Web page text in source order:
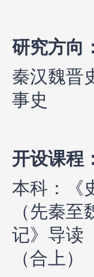
研究方向
秦汉魏晋
事史
开设课程
本科：《
（先秦
记》导读
（合上）